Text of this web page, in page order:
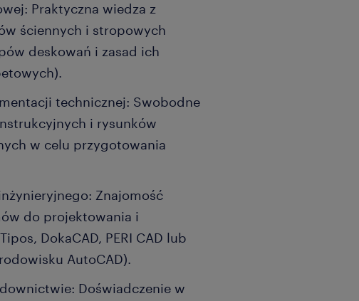
Praktyczna wiedza z
ściennych i stropowych
deskowań i zasad ich
technicznej: Swobodne
i rysunków
w celu przygotowania
Znajomość
do projektowania i
DokaCAD, PERI CAD lub
AutoCAD).
Doświadczenie w